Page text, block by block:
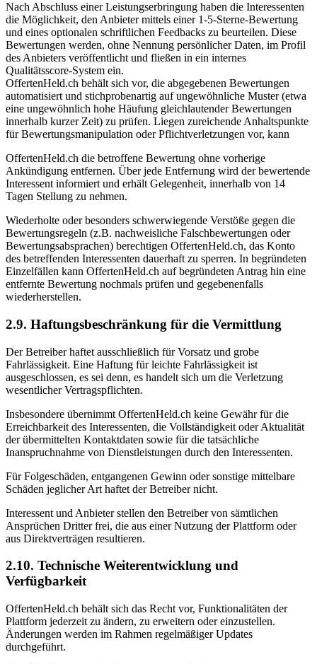
Nach Abschluss einer Leistungserbringung haben die Interessenten
die Möglichkeit, den Anbieter mittels einer 1-5-Sterne-Bewertung
und eines optionalen schriftlichen Feedbacks zu beurteilen. Diese
Bewertungen werden, ohne Nennung persönlicher Daten, im Profil
des Anbieters veröffentlicht und fließen in ein internes
Qualitätsscore-System ein.
OffertenHeld.ch behält sich vor, die abgegebenen Bewertungen
automatisiert und stichprobenartig auf ungewöhnliche Muster (etwa
eine ungewöhnlich hohe Häufung gleichlautender Bewertungen
innerhalb kurzer Zeit) zu prüfen. Liegen zureichende Anhaltspunkte
für Bewertungsmanipulation oder Pflichtverletzungen vor, kann
OffertenHeld.ch die betroffene Bewertung ohne vorherige
Ankündigung entfernen. Über jede Entfernung wird der bewertende
Interessent informiert und erhält Gelegenheit, innerhalb von 14
Tagen Stellung zu nehmen.
Wiederholte oder besonders schwerwiegende Verstöße gegen die
Bewertungsregeln (z.B. nachweisliche Falschbewertungen oder
Bewertungsabsprachen) berechtigen OffertenHeld.ch, das Konto
des betreffenden Interessenten dauerhaft zu sperren. In begründeten
Einzelfällen kann OffertenHeld.ch auf begründeten Antrag hin eine
entfernte Bewertung nochmals prüfen und gegebenenfalls
wiederherstellen.
2.9. Haftungsbeschränkung für die Vermittlung
Der Betreiber haftet ausschließlich für Vorsatz und grobe
Fahrlässigkeit. Eine Haftung für leichte Fahrlässigkeit ist
ausgeschlossen, es sei denn, es handelt sich um die Verletzung
wesentlicher Vertragspflichten.
Insbesondere übernimmt OffertenHeld.ch keine Gewähr für die
Erreichbarkeit des Interessenten, die Vollständigkeit oder Aktualität
der übermittelten Kontaktdaten sowie für die tatsächliche
Inanspruchnahme von Dienstleistungen durch den Interessenten.
Für Folgeschäden, entgangenen Gewinn oder sonstige mittelbare
Schäden jeglicher Art haftet der Betreiber nicht.
Interessent und Anbieter stellen den Betreiber von sämtlichen
Ansprüchen Dritter frei, die aus einer Nutzung der Plattform oder
aus Direktverträgen resultieren.
2.10. Technische Weiterentwicklung und
Verfügbarkeit
OffertenHeld.ch behält sich das Recht vor, Funktionalitäten der
Plattform jederzeit zu ändern, zu erweitern oder einzustellen.
Änderungen werden im Rahmen regelmäßiger Updates
durchgeführt.